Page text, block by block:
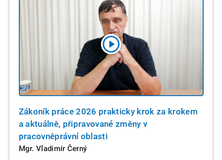
Zákoník práce 2026 prakticky krok za krokem
a aktuálně, připravované změny v
pracovněprávní oblasti
Mgr. Vladimír Černý